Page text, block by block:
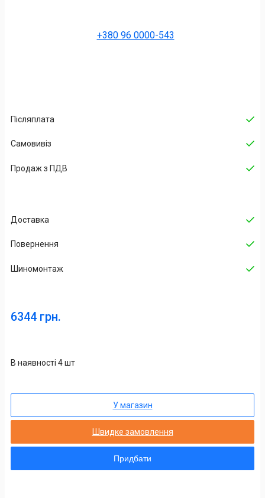
+380 96 0000-543
Післяплата
Самовивіз
Продаж з ПДВ
Доставка
Повернення
Шиномонтаж
6344 грн.
В наявності 4 шт
У магазин
Швидке замовлення
Придбати